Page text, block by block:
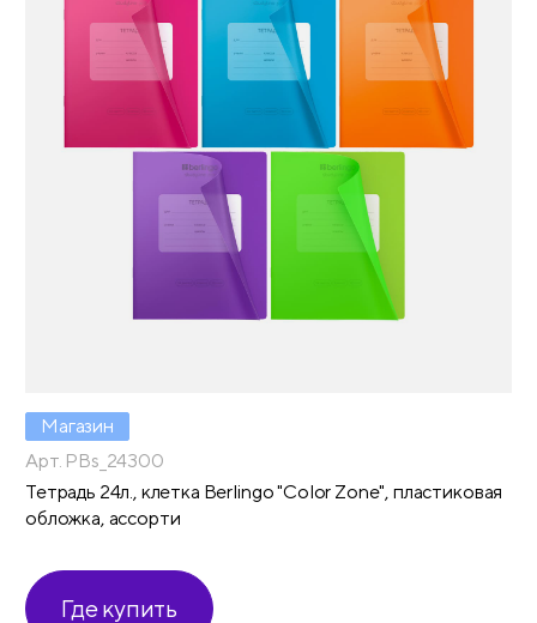
Магазин
Арт. PBs_24300
Тетрадь 24л., клетка Berlingo "Color Zone", пластиковая
обложка, ассорти
Где купить